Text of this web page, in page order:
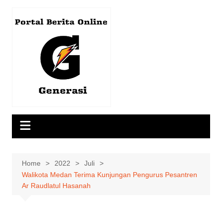
Home 2022
Juli
Walikota Medan Terima Kunjungan Pengurus Pesantren
Ar Raudlatul Hasanah